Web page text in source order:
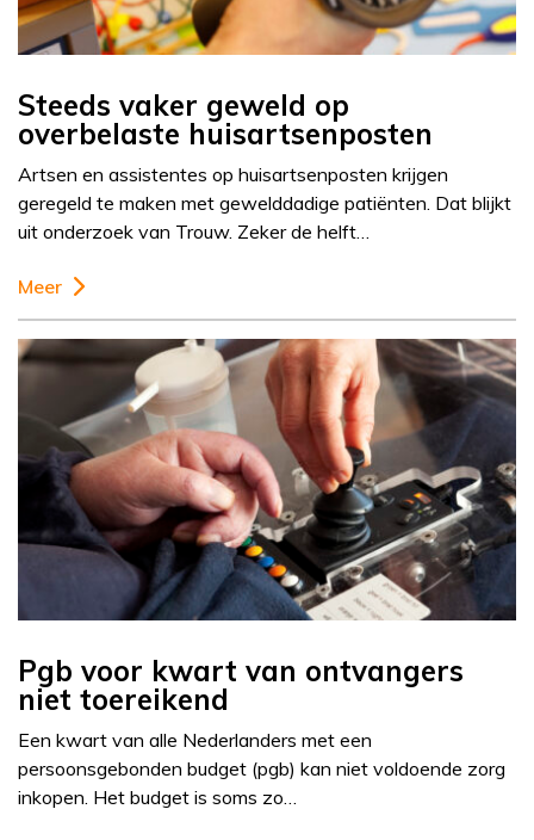
Steeds vaker geweld op
overbelaste huisartsenposten
Artsen en assistentes op huisartsenposten krijgen
geregeld te maken met gewelddadige patiënten. Dat blijkt
uit onderzoek van Trouw. Zeker de helft…
Meer
Pgb voor kwart van ontvangers
niet toereikend
Een kwart van alle Nederlanders met een
persoonsgebonden budget (pgb) kan niet voldoende zorg
inkopen. Het budget is soms zo…